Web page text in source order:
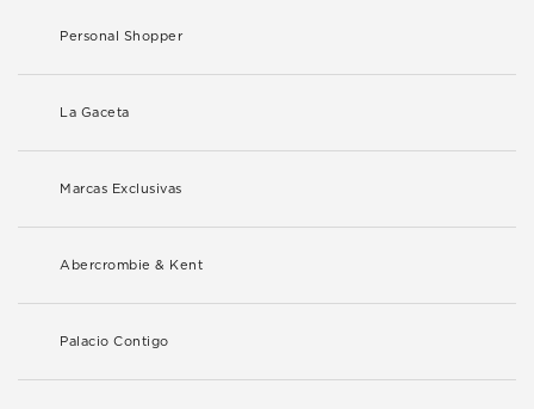
Personal Shopper
La Gaceta
Marcas Exclusivas
Abercrombie & Kent
Palacio Contigo